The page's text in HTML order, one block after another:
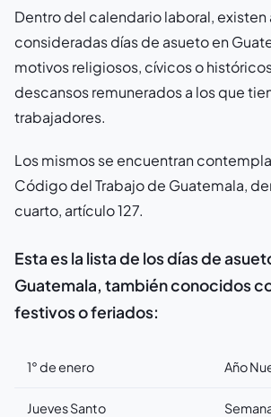
Dentro del calendario laboral, existen
consideradas días de asueto en
motivos religiosos, cívicos o
descansos remunerados a los que
trabajadores.
Los mismos se encuentran
Código del Trabajo de Guatemala,
cuarto, artículo 127.
Esta es la lista de los días de
Guatemala, también conocidos
festivos o feriados:
1° de enero Año
Jueves Santo